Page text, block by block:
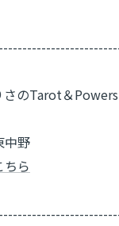
さのTarot＆
中野
ちら